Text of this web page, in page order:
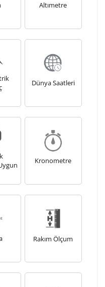
Altımetre
Dünya Saatleri
Kronometre
Rakım Ölçum